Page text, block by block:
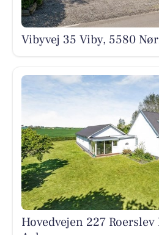
Vibyvej 35 Viby, 5580
Hovedvejen 227